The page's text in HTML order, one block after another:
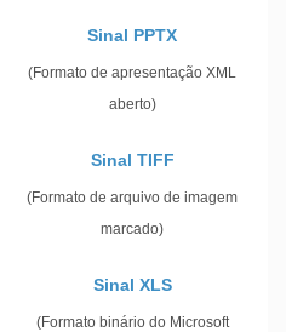
Sinal PPTX
(Formato de apresentação XML
aberto)
Sinal TIFF
(Formato de arquivo de imagem
marcado)
Sinal XLS
(Formato binário do Microsoft